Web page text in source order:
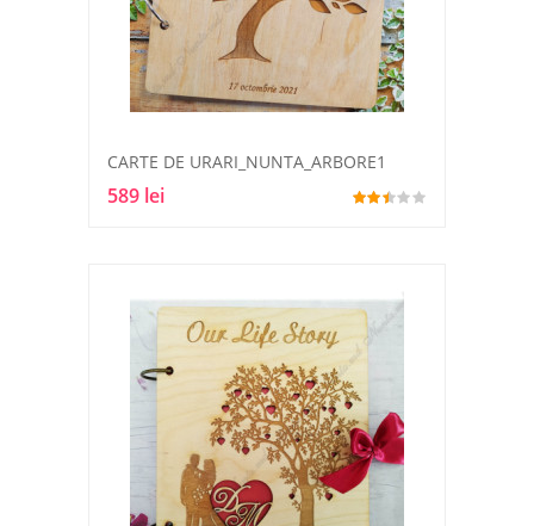
CARTE DE URARI_NUNTA_ARBORE1
589 lei